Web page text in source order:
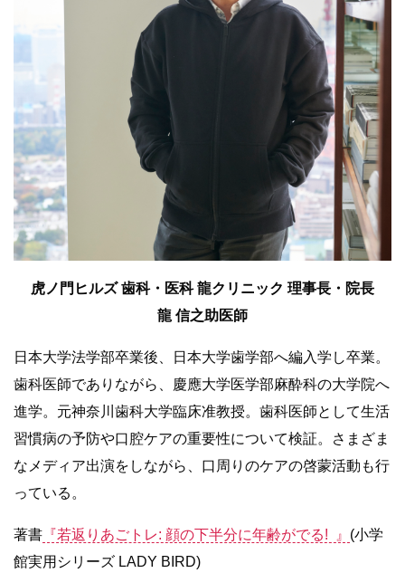
虎ノ門ヒルズ 歯科・医科 龍クリニック 理事長・院長
龍 信之助医師
日本大学法学部卒業後、日本大学歯学部へ編入学し卒業。
歯科医師でありながら、慶應大学医学部麻酔科の大学院へ
進学。元神奈川歯科大学臨床准教授。歯科医師として生活
習慣病の予防や口腔ケアの重要性について検証。さまざま
なメディア出演をしながら、口周りのケアの啓蒙活動も行
っている。
著書 『若返りあごトレ: 顔の下半分に年齢がでる! 』 (小学
館実用シリーズ LADY BIRD)